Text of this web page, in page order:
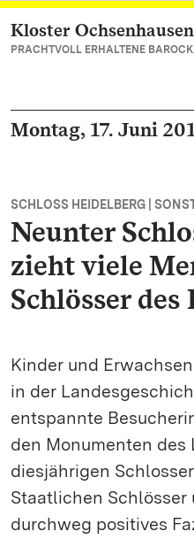
Zum Hauptinhalt
Kloster Ochsenhausen
PRACHTVOLL ERHALTENE
Montag, 17. Juni
SCHLOSS HEIDELBERG |
Neunter
zieht viele
Schlösser des
Kinder und
in der
entspannte
den Monumenten des
diesjährigen
Staatlichen Schlösser
durchweg positives